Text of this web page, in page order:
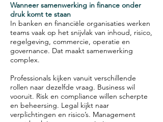
Wanneer samenwerking in finance onder
druk komt te staan
In banken en financiële organisaties werken
teams vaak op het snijvlak van inhoud, risico,
regelgeving, commercie, operatie en
governance. Dat maakt samenwerking
complex.
Professionals kijken vanuit verschillende
rollen naar dezelfde vraag. Business wil
vooruit. Risk en compliance willen scherpte
en beheersing. Legal kijkt naar
verplichtingen en risico’s. Management